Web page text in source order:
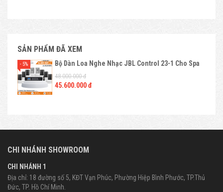
SẢN PHẨM ĐÃ XEM
Bộ Dàn Loa Nghe Nhạc JBL Control 23-1 Cho Spa
48.000.000 đ
45.600.000 đ
- 5%
CHI NHÁNH SHOWROOM
CHI NHÁNH 1
Địa chỉ: 18 đường số 5, KĐT Vạn Phúc, Phường Hiệp Bình Phước, TP.Thủ
Đức, TP. Hồ Chí Minh.